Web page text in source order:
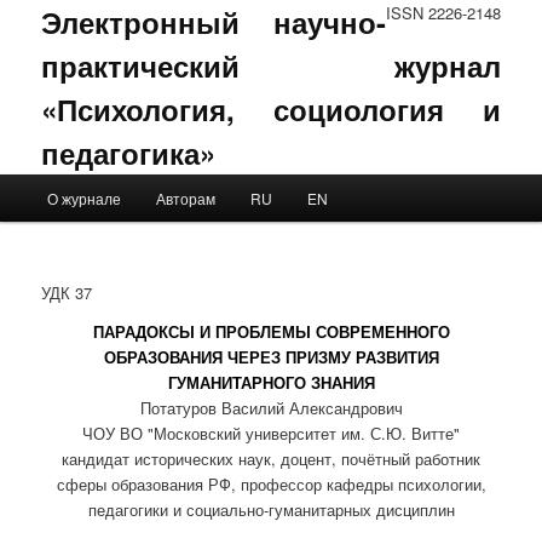
ISSN 2226-2148
Электронный научно-
практический журнал
«Психология, социология и
педагогика»
Skip to primary content
Skip to secondary content
О журнале Авторам RU EN
УДК 37
ПАРАДОКСЫ И ПРОБЛЕМЫ СОВРЕМЕННОГО
ОБРАЗОВАНИЯ ЧЕРЕЗ ПРИЗМУ РАЗВИТИЯ
ГУМАНИТАРНОГО ЗНАНИЯ
Потатуров Василий Александрович
ЧОУ ВО "Московский университет им. С.Ю. Витте"
кандидат исторических наук, доцент, почётный работник
сферы образования РФ, профессор кафедры психологии,
педагогики и социально-гуманитарных дисциплин